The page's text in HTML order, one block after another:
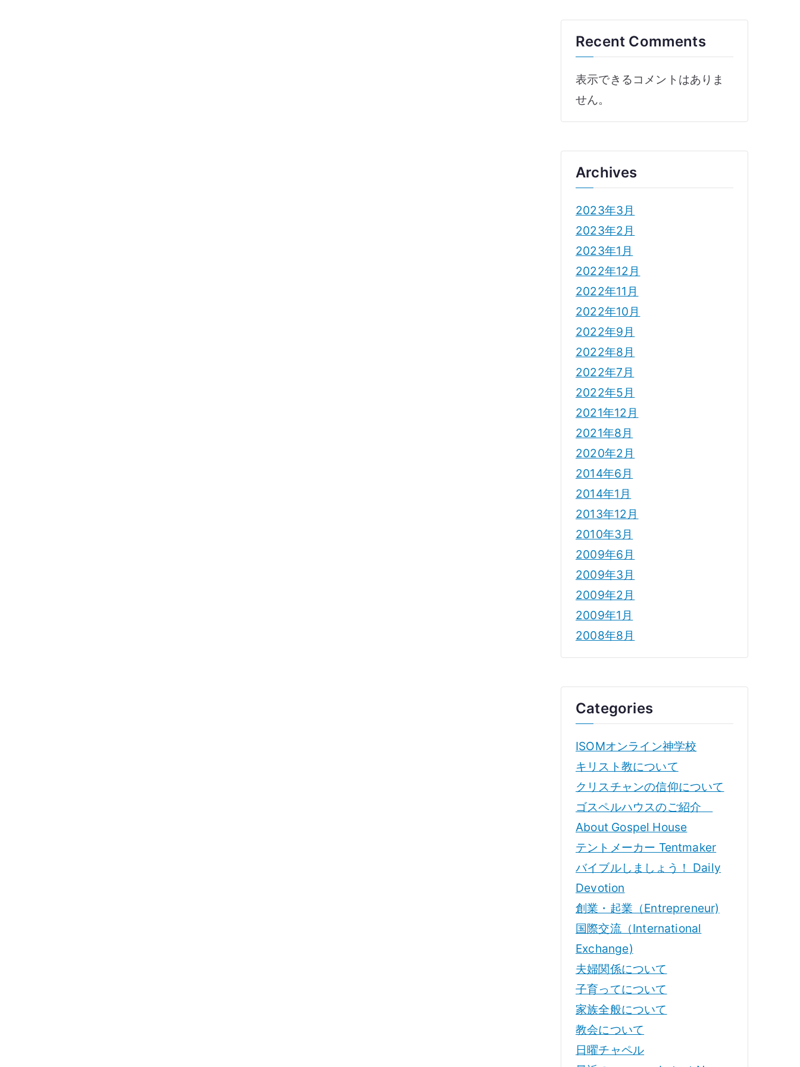
Recent Comments
表示できるコメントはありま
せん。
Archives
2023年3月
2023年2月
2023年1月
2022年12月
2022年11月
2022年10月
2022年9月
2022年8月
2022年7月
2022年5月
2021年12月
2021年8月
2020年2月
2014年6月
2014年1月
2013年12月
2010年3月
2009年6月
2009年3月
2009年2月
2009年1月
2008年8月
Categories
ISOMオンライン神学校
キリスト教について
クリスチャンの信仰について
ゴスペルハウスのご紹介
About Gospel House
テントメーカー Tentmaker
バイブルしましょう！ Daily
Devotion
創業・起業（Entrepreneur)
国際交流（International
Exchange)
夫婦関係について
子育ってについて
家族全般について
教会について
日曜チャペル